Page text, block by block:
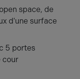
space, de
d'une surface
5 portes
cour